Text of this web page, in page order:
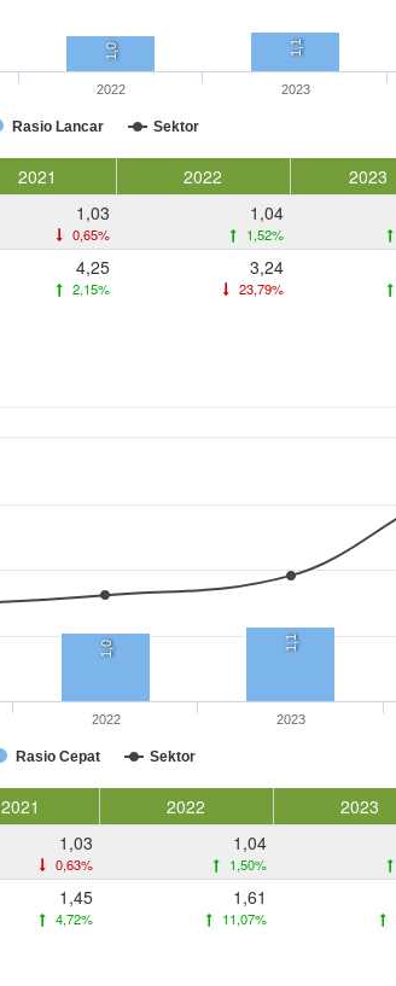
1,0 1,1
Rasio Lancar Sektor
2022 2023
2021 2022 2023
1,03
0,65%
1,04
1,52%
4,25
2,15%
3,24
23,79%
1,0 1,1
Rasio Cepat Sektor
2022 2023
2021 2022 2023
1,03
0,63%
1,04
1,50%
1,45
4,72%
1,61
11,07%